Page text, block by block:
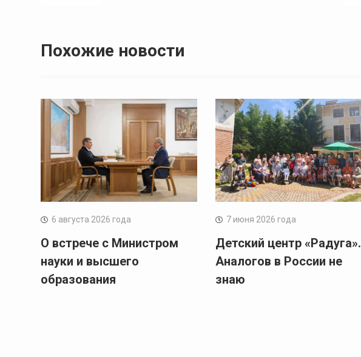
записям
Похожие новости
6 августа 2026 года
О встрече с Министром
науки и высшего
образования
7 июня 2026 года
Детский центр «Радуга».
Аналогов в России не
знаю